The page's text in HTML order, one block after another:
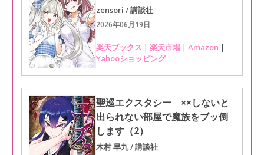
zensori / 講談社
2026年06月19日
楽天ブックス | 楽天市場 | Amazon |
Yahooショッピング
聖巡エクスタシー ××しないと
出られない部屋で魔族をブッ倒
します（2）
木村 早九 / 講談社